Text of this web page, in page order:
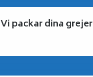
Vi packar dina grejer